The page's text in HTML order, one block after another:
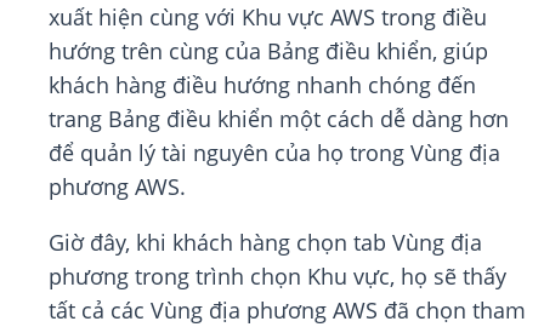
xuất hiện cùng với Khu vực AWS trong điều
hướng trên cùng của Bảng điều khiển, giúp
khách hàng điều hướng nhanh chóng đến
trang Bảng điều khiển một cách dễ dàng hơn
để quản lý tài nguyên của họ trong Vùng địa
phương AWS.
Giờ đây, khi khách hàng chọn tab Vùng địa
phương trong trình chọn Khu vực, họ sẽ thấy
tất cả các Vùng địa phương AWS đã chọn tham